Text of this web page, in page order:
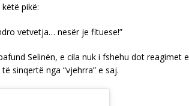
pikë:
vetvetja… nesër je fituese!”
Selinën, e cila nuk i fshehu dot reagimet e
sinqertë nga “vjehrra” e saj.